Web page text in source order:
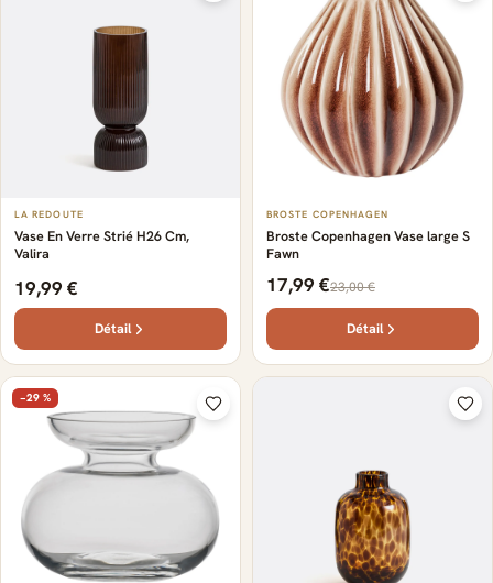
LA REDOUTE
Vase En Verre Strié H26 Cm,
Valira
19,99 €
Détail
BROSTE COPENHAGEN
Broste Copenhagen Vase large S
Fawn
17,99 €23,00 €
Détail
−29 %